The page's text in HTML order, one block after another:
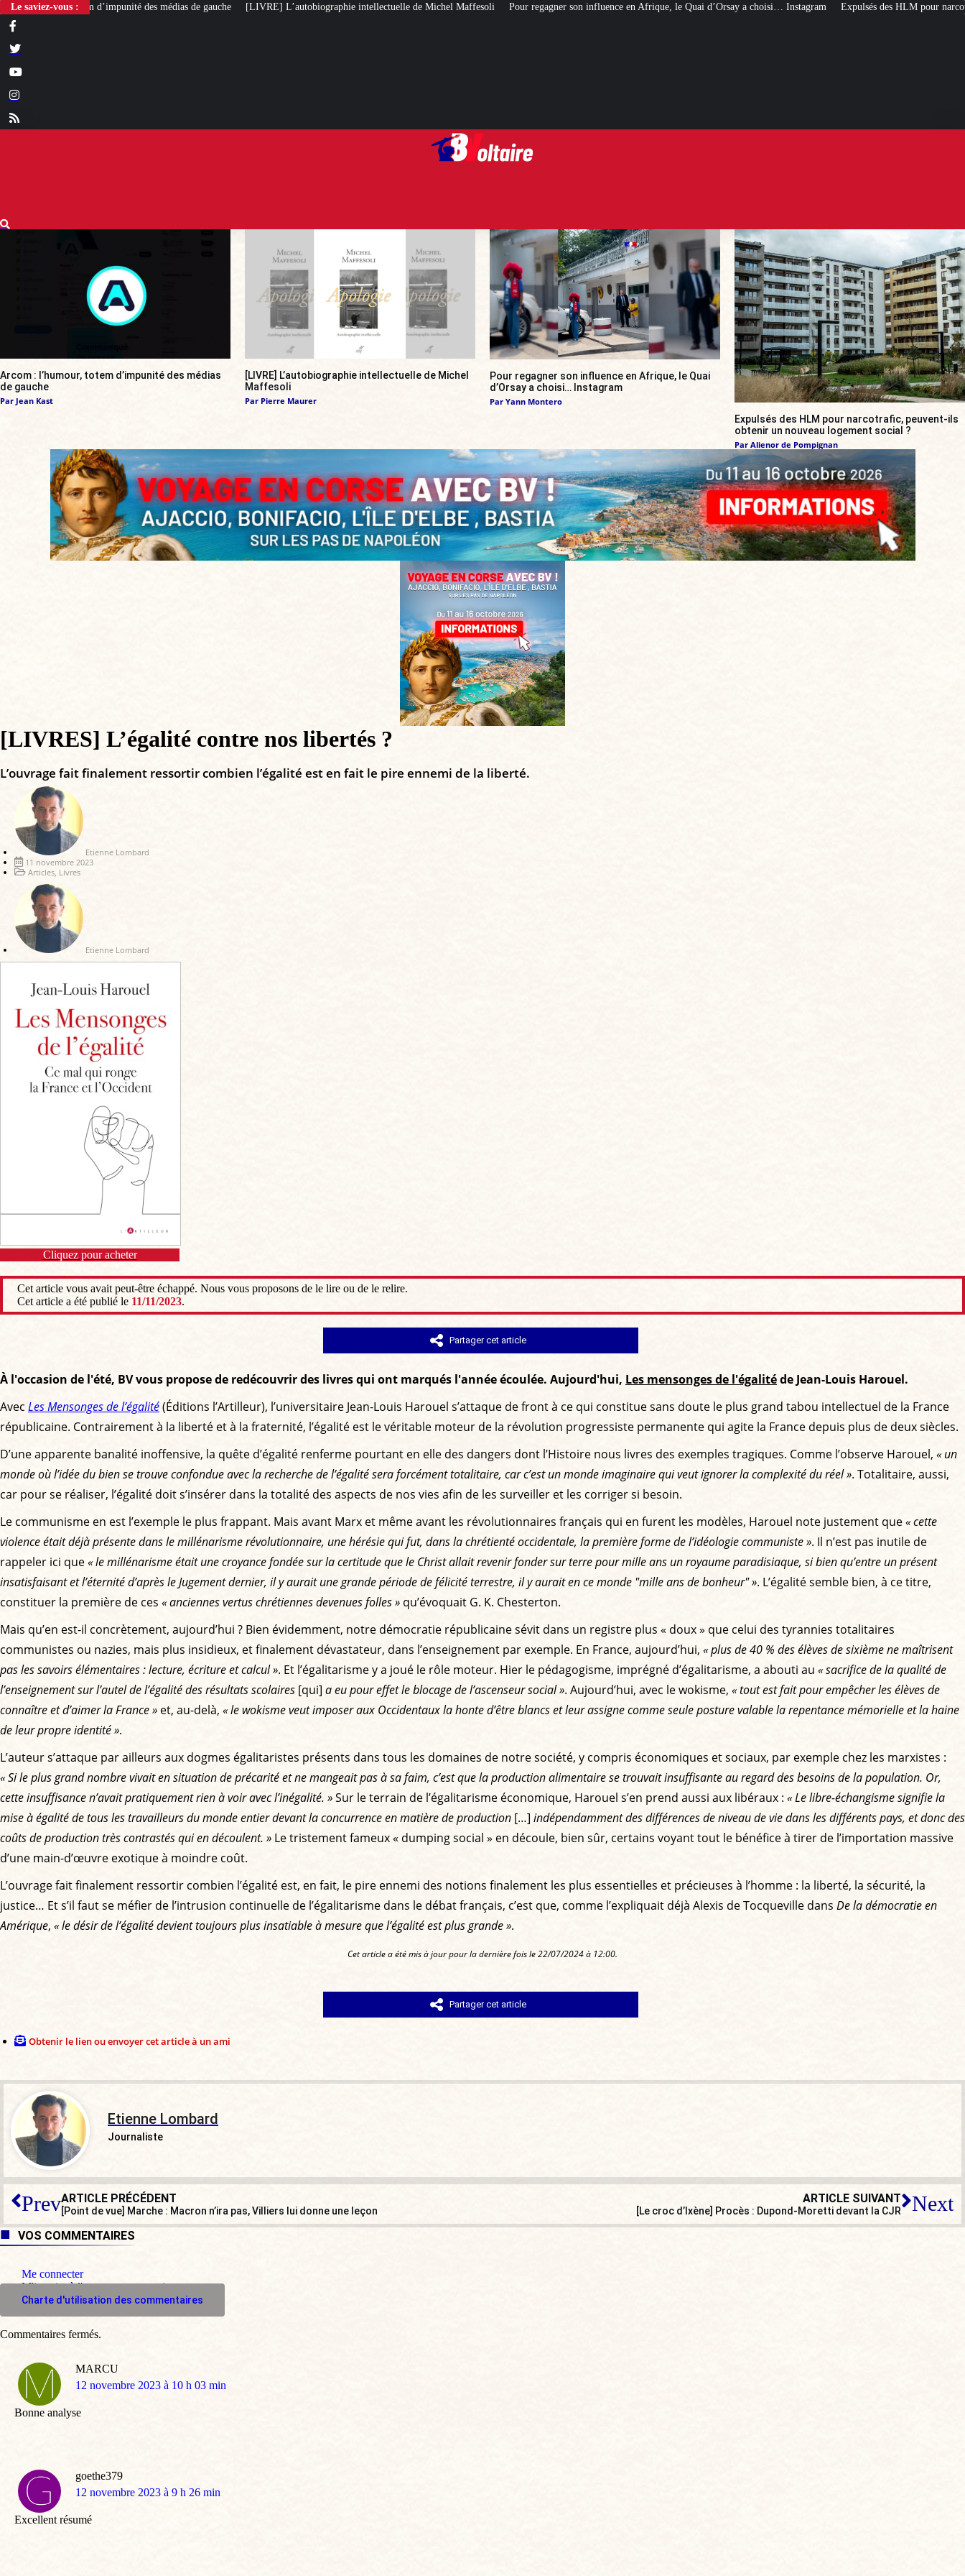
Le saviez-vous :
des médias de gauche [LIVRE] L’autobiographie intellectuelle de Michel Maffesoli Pour regagner son influence en Afrique, le Quai d’Orsay a choisi… Instagram Expulsés des HLM pour narcotrafic, peuvent-ils obtenir
Arcom : l’humour, totem d’impunité des médias
de gauche
Par Jean Kast
[LIVRE] L’autobiographie intellectuelle de Michel
Maffesoli
Par Pierre Maurer
Pour regagner son influence en Afrique, le Quai
d’Orsay a choisi… Instagram
Par Yann Montero
Expulsés des HLM pour narcotrafic, peuvent-ils
obtenir un nouveau logement social ?
Par Alienor de Pompignan
[LIVRES] L’égalité contre nos libertés ?
L’ouvrage fait finalement ressortir combien l’égalité est en fait le pire ennemi de la liberté.
Etienne Lombard
11 novembre 2023
Articles Livres
Etienne Lombard
Cliquez pour acheter
Cet article vous avait peut-être échappé. Nous vous proposons de le lire ou de le relire.
Cet article a été publié le 11/11/2023.
Partager cet article
À l'occasion de l'été, BV vous propose de redécouvrir des livres qui ont marqués l'année écoulée. Aujourd'hui, Les mensonges de l'égalitéde Jean-Louis Harouel.
Avec Les Mensonges de l’égalité(Éditions l’Artilleur), l’universitaire Jean-Louis Harouel s’attaque de front à ce qui constitue sans doute le plus grand tabou intellectuel de la France
républicaine. Contrairement à la liberté et à la fraternité, l’égalité est le véritable moteur de la révolution progressiste permanente qui agite la France depuis plus de deux siècles.
D’une apparente banalité inoffensive, la quête d’égalité renferme pourtant en elle des dangers dont l’Histoire nous livres des exemples tragiques. Comme l’observe Harouel, « un
monde où l’idée du bien se trouve confondue avec la recherche de l’égalité sera forcément totalitaire, car c’est un monde imaginaire qui veut ignorer la complexité du réel ». Totalitaire, aussi,
car pour se réaliser, l’égalité doit s’insérer dans la totalité des aspects de nos vies afin de les surveiller et les corriger si besoin.
Le communisme en est l’exemple le plus frappant. Mais avant Marx et même avant les révolutionnaires français qui en furent les modèles, Harouel note justement que« cette
violence était déjà présente dans le millénarisme révolutionnaire, une hérésie qui fut, dans la chrétienté occidentale, la première forme de l’idéologie communiste ». Il n’est pas inutile de
rappeler ici que« le millénarisme était une croyance fondée sur la certitude que le Christ allait revenir fonder sur terre pour mille ans un royaume paradisiaque, si bien qu’entre un présent
insatisfaisant et l’éternité d’après le Jugement dernier, il y aurait une grande période de félicité terrestre, il y aurait en ce monde "mille ans de bonheur" ». L’égalité semble bien, à ce titre,
constituer la première de ces « anciennes vertus chrétiennes devenues folles » qu’évoquait G. K. Chesterton.
Mais qu’en est-il concrètement, aujourd’hui ? Bien évidemment, notre démocratie républicaine sévit dans un registre plus « doux » que celui des tyrannies totalitaires
communistes ou nazies, mais plus insidieux, et finalement dévastateur, dans l’enseignement par exemple. En France, aujourd’hui, « plus de 40 % des élèves de sixième ne maîtrisent
pas les savoirs élémentaires : lecture, écriture et calcul ». Et l’égalitarisme y a joué le rôle moteur. Hier le pédagogisme, imprégné d’égalitarisme, a abouti au « sacrifice de la qualité de
l’enseignement sur l’autel de l’égalité des résultats scolaires [qui] a eu pour effet le blocage de l’ascenseur social ». Aujourd’hui, avec le wokisme, « tout est fait pour empêcher les élèves de
connaître et d’aimer la France » et, au-delà, « le wokisme veut imposer aux Occidentaux la honte d’être blancs et leur assigne comme seule posture valable la repentance mémorielle et la haine
de leur propre identité ».
L’auteur s’attaque par ailleurs aux dogmes égalitaristes présents dans tous les domaines de notre société, y compris économiques et sociaux, par exemple chez les marxistes :
« Si le plus grand nombre vivait en situation de précarité et ne mangeait pas à sa faim, c’est que la production alimentaire se trouvait insuffisante au regard des besoins de la population. Or,
cette insuffisance n’avait pratiquement rien à voir avec l’inégalité. »Sur le terrain de l’égalitarisme économique, Harouel s’en prend aussi aux libéraux : « Le libre-échangisme signifie la
mise à égalité de tous les travailleurs du monde entier devant la concurrence en matière de production […] indépendamment des différences de niveau de vie dans les différents pays, et donc des
coûts de production très contrastés qui en découlent. » Le tristement fameux « dumping social » en découle, bien sûr, certains voyant tout le bénéfice à tirer de l’importation massive
d’une main-d’œuvre exotique à moindre coût.
L’ouvrage fait finalement ressortir combien l’égalité est, en fait, le pire ennemi des notions finalement les plus essentielles et précieuses à l’homme : la liberté, la sécurité, la
justice… Et s’il faut se méfier de l’intrusion continuelle de l’égalitarisme dans le débat français, c’est que, comme l’expliquait déjà Alexis de Tocqueville dans De la démocratie en
Amérique, « le désir de l’égalité devient toujours plus insatiable à mesure que l’égalité est plus grande ».
Cet article a été mis à jour pour la dernière fois le 22/07/2024 à 12:00.
Partager cet article
Obtenir le lien ou envoyer cet article à un ami
Etienne Lombard
Journaliste
PrevARTICLE PRÉCÉDENT
[Point de vue] Marche : Macron n’ira pas, Villiers lui donne une leçon
ARTICLE SUIVANT
[Le croc d’Ixène] Procès : Dupond-Moretti devant la CJR Next
VOS COMMENTAIRES
Me connecter
M'inscrire à l'espace commentaire
Charte d'utilisation des commentaires
MARCU
dit
12 novembre 2023 à 10 h 03 min
Bonne analyse
goethe379
dit
12 novembre 2023 à 9 h 26 min
Excellent résumé
Commentaires fermés.